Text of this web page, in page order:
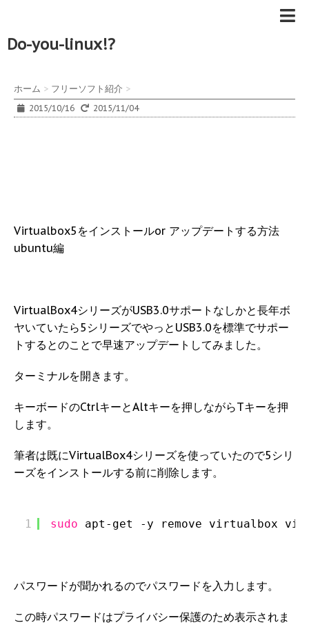
Do-you-linux!?
ホーム > フリーソフト紹介 >
2015/10/16 2015/11/04
Virtualbox5をインストールor アップデートする方法
ubuntu編
VirtualBox4シリーズがUSB3.0サポートなしかと長年ボ
ヤいていたら5シリーズでやっとUSB3.0を標準でサポー
トするとのことで早速アップデートしてみました。
ターミナルを開きます。
キーボードのCtrlキーとAltキーを押しながらTキーを押
します。
筆者は既にVirtualBox4シリーズを使っていたので5シリ
ーズをインストールする前に削除します。
1 sudo apt-get -y remove virtualbox
パスワードが聞かれるのでパスワードを入力します。
この時パスワードはプライバシー保護のため表示されま